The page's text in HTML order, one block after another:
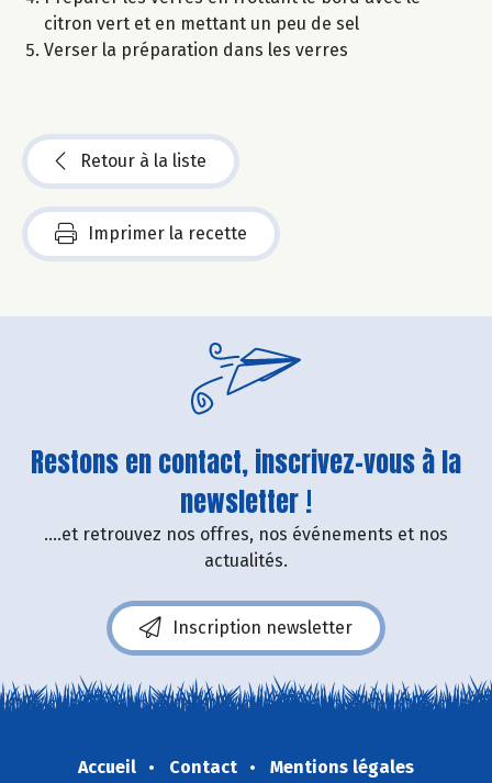
citron vert et en mettant un peu de sel
Verser la préparation dans les verres
Retour à la liste
Imprimer la recette
Restons en contact, inscrivez-vous à la
newsletter !
....et retrouvez nos offres, nos événements et nos
actualités.
Inscription newsletter
Accueil Contact
Mentions légales